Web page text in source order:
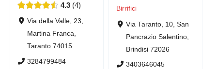
4.3 4
Via della Valle, 23,
Martina Franca,
Taranto 74015
3284799484
Birrifici
Via Taranto, 10, San
Pancrazio Salentino,
Brindisi 72026
3403646045